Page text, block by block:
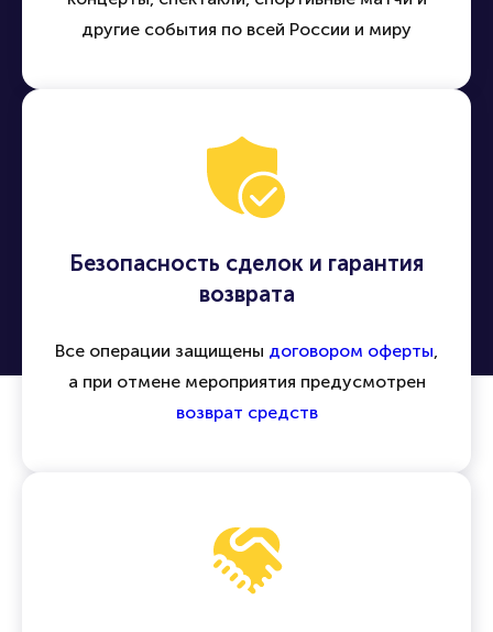
другие события по всей России и миру
Безопасность сделок и гарантия
возврата
Все операции защищены договором оферты,
а при отмене мероприятия предусмотрен
возврат средств